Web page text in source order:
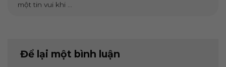
một tin vui khi ...
Để lại một bình luận